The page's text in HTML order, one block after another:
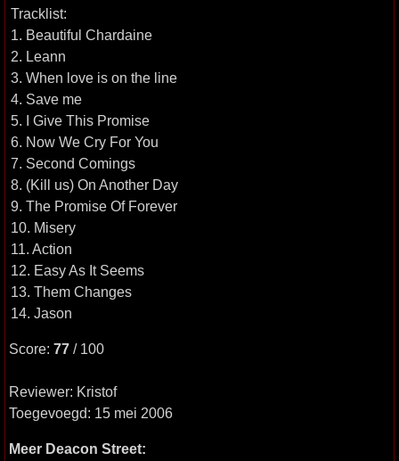
Tracklist:
1. Beautiful Chardaine
2. Leann
3. When love is on the line
4. Save me
5. I Give This Promise
6. Now We Cry For You
7. Second Comings
8. (Kill us) On Another Day
9. The Promise Of Forever
10. Misery
11. Action
12. Easy As It Seems
13. Them Changes
14. Jason
Score: 77 / 100
Reviewer: Kristof
Toegevoegd: 15 mei 2006
Meer Deacon Street: